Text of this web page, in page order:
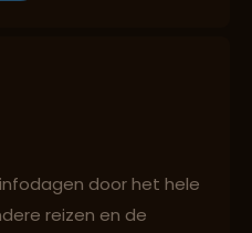
door het hele
reizen en de